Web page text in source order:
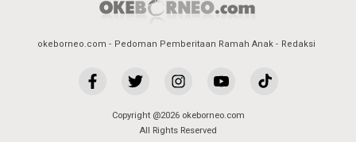
okeborneo.com Pedoman Pemberitaan Ramah Anak Redaksi
Copyright @2026 okeborneo.com
All Rights Reserved